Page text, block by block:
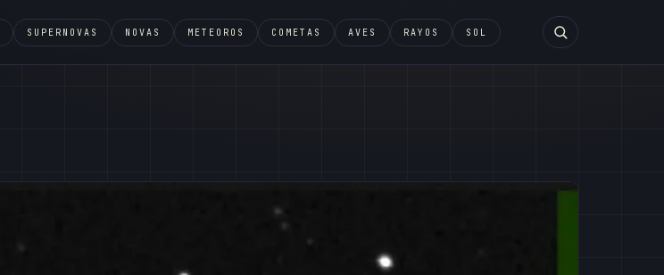
SUPERNOVAS NOVAS METEOROS COMETAS AVES RAYOS SOL